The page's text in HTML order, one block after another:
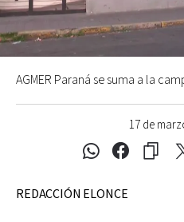
17 de
AGMER Paraná se suma a la
REDACCIÓN ELONCE